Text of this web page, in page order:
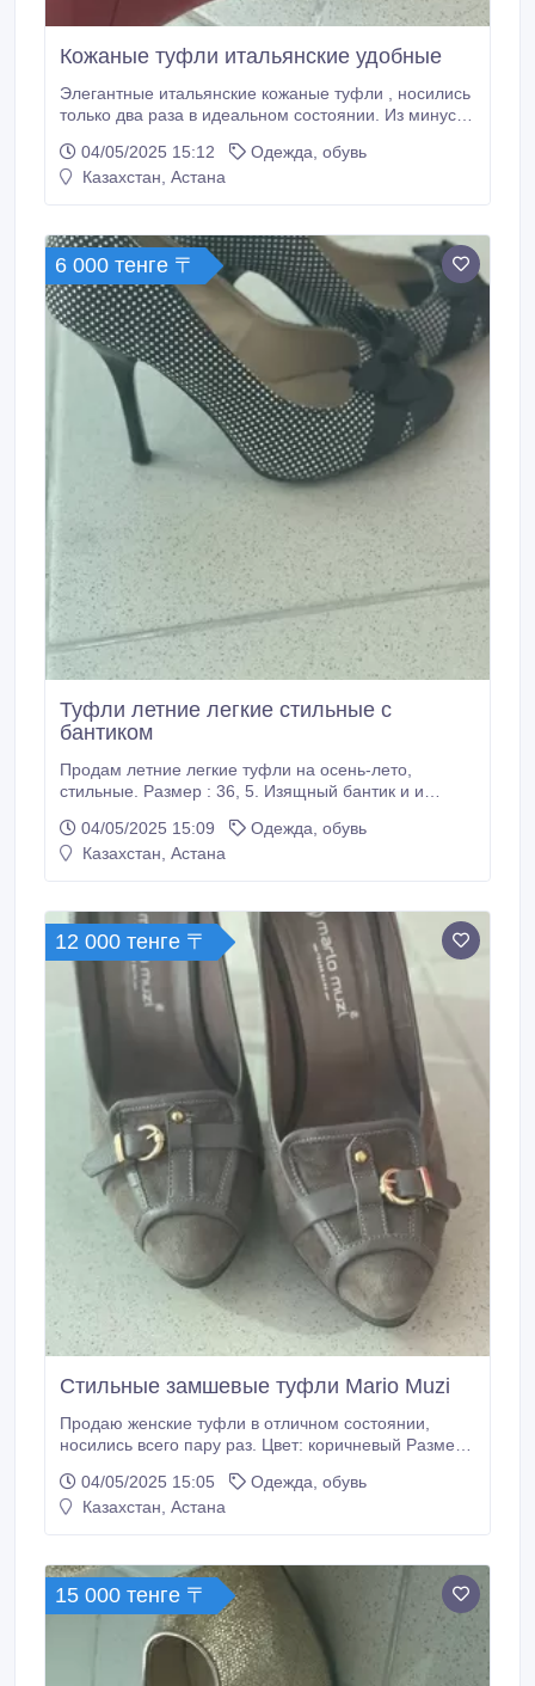
Кожаные туфли итальянские удобные
Элегантные итальянские кожаные туфли , носились
только два раза в идеальном состоянии. Из минусов
04/05/2025 15:12
Одежда, обувь
Казахстан, Астана
6 000 тенге 〒
Туфли летние легкие стильные с
бантиком
Продам летние легкие туфли на осень-лето,
стильные. Размер : 36, 5. Изящный бантик и и
04/05/2025 15:09
Одежда, обувь
Казахстан, Астана
12 000 тенге 〒
Стильные замшевые туфли Mario Muzi
Продаю женские туфли в отличном состоянии,
носились всего пару раз. Цвет: коричневый Размер:
— подойдут как для повседневной носки, так и для
особого случая..
04/05/2025 15:05
Одежда, обувь
Казахстан, Астана
15 000 тенге 〒